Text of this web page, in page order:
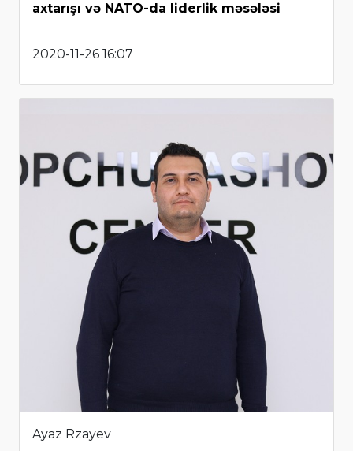
axtarışı və NATO-da liderlik məsələsi
2020-11-26 16:07
Ayaz Rzayev